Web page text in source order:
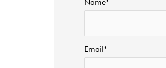
Email*